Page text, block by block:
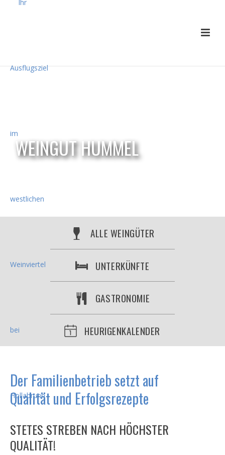
WEINGUT HUMMEL
ALLE WEINGÜTER
UNTERKÜNFTE
GASTRONOMIE
HEURIGENKALENDER
Der Familienbetrieb setzt auf
Qualität und Erfolgsrezepte
STETES STREBEN NACH HÖCHSTER
QUALITÄT!